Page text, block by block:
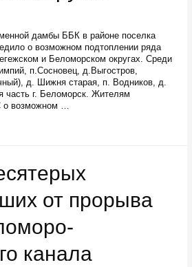
дамбы ББК в районе поселка
о возможном подтоплении ряда
и Беломорском округах. Среди
п.Сосновец, д.Выгостров,
д. Шижня старая, п. Водников, д.
часть г. Беломорск. Жителям
о возможном …
от прорыва
канала